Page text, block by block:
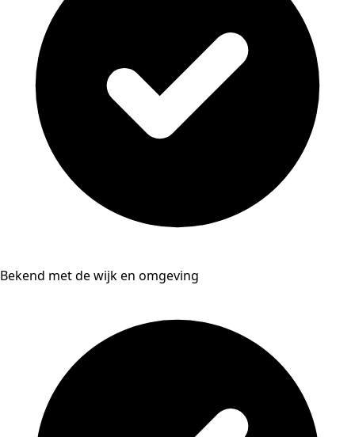
Bekend met de wijk en omgeving